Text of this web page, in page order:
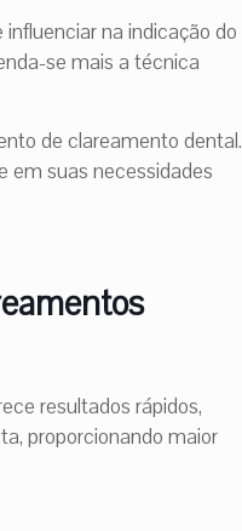
na indicação do
se mais a técnica
de clareamento dental.
em suas necessidades
resultados rápidos,
proporcionando maior